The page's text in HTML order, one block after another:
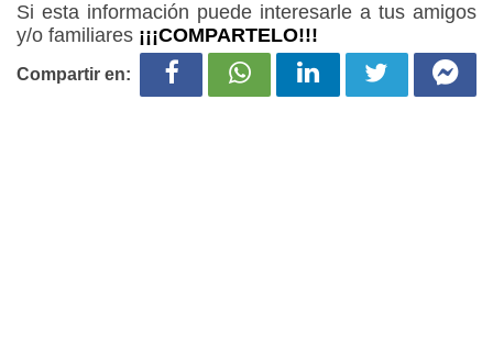
Si esta información puede interesarle a tus amigos
y/o familiares ¡¡¡COMPARTELO!!!
Compartir en: